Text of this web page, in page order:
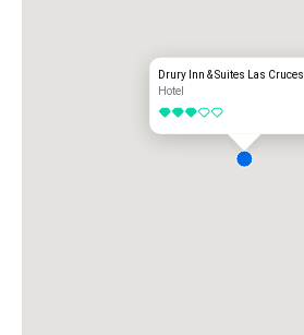
Drury Inn & Suites Las Cruces
Hotel
3 de 5